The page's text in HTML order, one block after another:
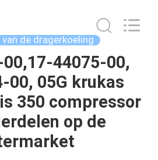
van de dragerkoeling
44075-00,
00, 05G krukas
350 compressor
op de